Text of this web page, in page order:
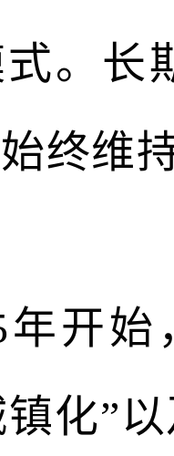
。长
终维
年开
化”